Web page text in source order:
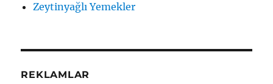
Zeytinyağlı Yemekler
REKLAMLAR